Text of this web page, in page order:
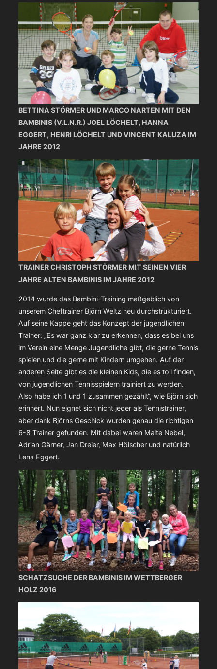
BETTINA STÖRMER UND MARCO NARTEN MIT DEN
BAMBINIS (V.L.N.R.) JOEL LÖCHELT, HANNA
EGGERT, HENRI LÖCHELT UND VINCENT KALUZA IM
JAHRE 2012
TRAINER CHRISTOPH STÖRMER MIT SEINEN VIER
JAHRE ALTEN BAMBINIS IM JAHRE 2012
2014 wurde das Bambini-Training maßgeblich von
unserem Cheftrainer Björn Weltz neu durchstrukturiert.
Auf seine Kappe geht das Konzept der jugendlichen
Trainer: „Es war ganz klar zu erkennen, dass es bei uns
im Verein eine Menge Jugendliche gibt, die gerne Tennis
spielen und die gerne mit Kindern umgehen. Auf der
anderen Seite gibt es die kleinen Kids, die es toll finden,
von jugendlichen Tennisspielern trainiert zu werden.
Also habe ich 1 und 1 zusammen gezählt“, wie Björn sich
erinnert. Nun eignet sich nicht jeder als Tennistrainer,
aber dank Björns Geschick wurden genau die richtigen
6-8 Trainer gefunden. Mit dabei waren Malte Nebel,
Adrian Gärner, Jan Dreier, Max Hölscher und natürlich
Lena Eggert.
SCHATZSUCHE DER BAMBINIS IM WETTBERGER
HOLZ 2016